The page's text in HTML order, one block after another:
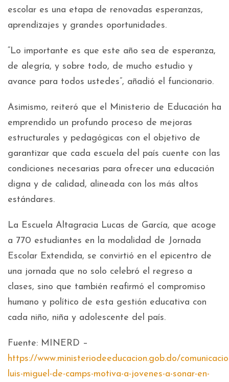
escolar es una etapa de renovadas esperanzas,
aprendizajes y grandes oportunidades.
“Lo importante es que este año sea de esperanza,
de alegría, y sobre todo, de mucho estudio y
avance para todos ustedes”, añadió el funcionario.
Asimismo, reiteró que el Ministerio de Educación ha
emprendido un profundo proceso de mejoras
estructurales y pedagógicas con el objetivo de
garantizar que cada escuela del país cuente con las
condiciones necesarias para ofrecer una educación
digna y de calidad, alineada con los más altos
estándares.
La Escuela Altagracia Lucas de García, que acoge
a 770 estudiantes en la modalidad de Jornada
Escolar Extendida, se convirtió en el epicentro de
una jornada que no solo celebró el regreso a
clases, sino que también reafirmó el compromiso
humano y político de esta gestión educativa con
cada niño, niña y adolescente del país.
Fuente: MINERD –
https://www.ministeriodeeducacion.gob.do/
luis-miguel-de-camps-motiva-a-jovenes-a-sonar-en-